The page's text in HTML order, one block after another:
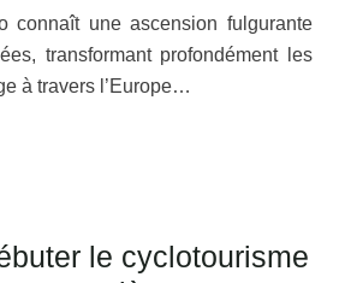
connaît une ascension fulgurante
transformant profondément les
à travers l’Europe…
le cyclotourisme